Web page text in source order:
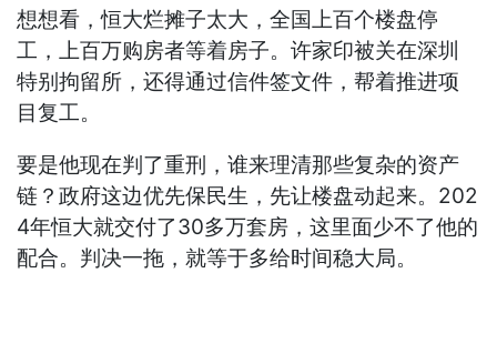
想想看，恒大烂摊子太大，全国上百个楼盘停
工，上百万购房者等着房子。许家印被关在深圳
特别拘留所，还得通过信件签文件，帮着推进项
目复工。
要是他现在判了重刑，谁来理清那些复杂的资产
链？政府这边优先保民生，先让楼盘动起来。202
4年恒大就交付了30多万套房，这里面少不了他的
配合。判决一拖，就等于多给时间稳大局。